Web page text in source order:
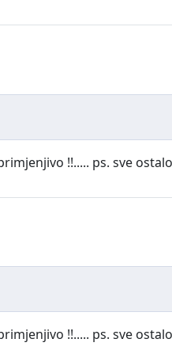
!!..... ps. sve
!!..... ps. sve